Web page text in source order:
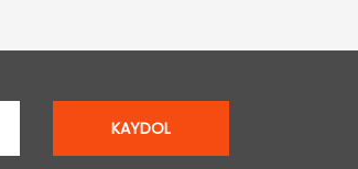
KAYDOL